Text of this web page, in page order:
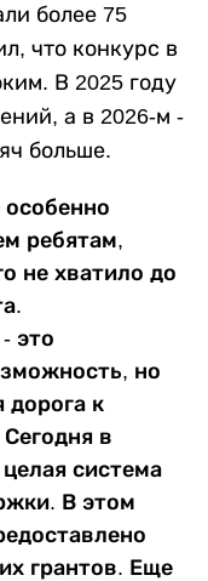
более 75
что конкурс в
В 2025 году
а в 2026-м -
больше.
ребятам,
не хватило до
это
но
дорога к
в
система
В этом
грантов. Еще